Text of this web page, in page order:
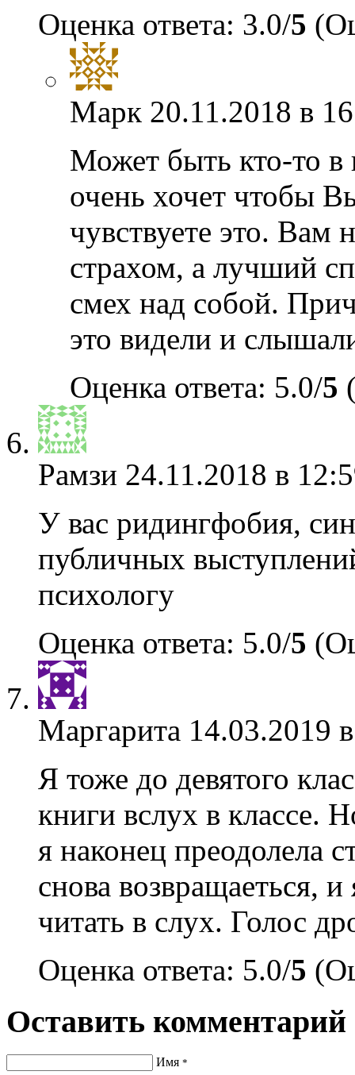
Оценка ответа: 3.0/5
Марк 20.11.2018 в
Может быть кто-то в
очень хочет чтобы
чувствуете это. Вам
страхом, а лучший
смех над собой.
это видели и
Оценка ответа: 5.0/5
Рамзи 24.11.2018 в
У вас ридингфобия,
публичных
психологу
Оценка ответа: 5.0/5
Маргарита 14.03.2019
Я тоже до девятого
книги вслух в классе.
я наконец преодолела
снова возвращаеться,
читать в слух. Голос
Оценка ответа: 5.0/5
Оставить комментарий
Имя *